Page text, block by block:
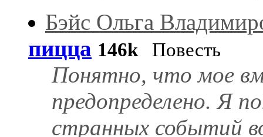
Бэйс Ольга
пицца 146kПовесть
Понятно, что мое
предопределено. Я
странных событий